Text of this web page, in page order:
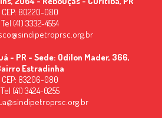
CEP: 80220-080
Tel (41) 3332-4554
- PR - Sede: Odilon Mader, 366,
Estradinha
CEP: 83206-080
Tel (41) 3424-0255